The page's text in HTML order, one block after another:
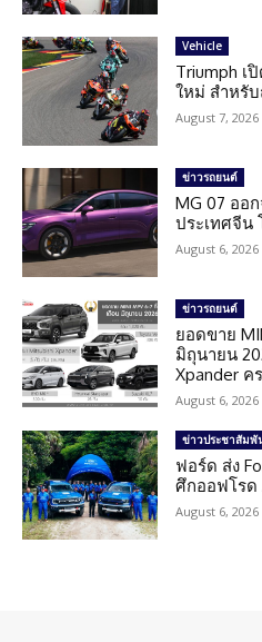
Vehicle
Triumph เ
ใหม่ สำหรั
August 7, 2026
ข่าวรถยนต์
MG 07 ออ
ประเทศจีน
August 6, 2026
ข่าวรถยนต์
ยอดขาย
มิถุนายน
Xpander ค
August 6, 2026
ข่าวประชาสัมพั
ฟอร์ด ส่ง
ศึกออฟโรด
August 6, 2026